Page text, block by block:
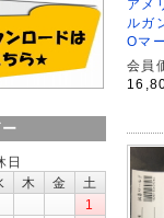
アメ
ルガ
Oマ
会員
日
木 金
土
1